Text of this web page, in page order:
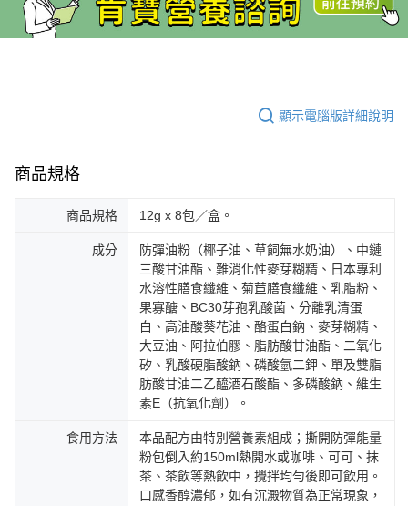
顯示電腦版詳細說明
商品規格
商品規格 12g x 8包／盒。
成分
防彈油粉（椰子油、草飼無水奶油）、中鏈
三酸甘油酯、難消化性麥芽糊精、日本專利
水溶性膳食纖維、菊苣膳食纖維、乳脂粉、
果寡醣、BC30芽孢乳酸菌、分離乳清蛋
白、高油酸葵花油、酪蛋白鈉、麥芽糊精、
大豆油、阿拉伯膠、脂肪酸甘油酯、二氧化
矽、乳酸硬脂酸鈉、磷酸氫二鉀、單及雙脂
肪酸甘油二乙醯酒石酸酯、多磷酸鈉、維生
素E（抗氧化劑）。
食用方法
本品配方由特別營養素組成；撕開防彈能量
粉包倒入約150ml熱開水或咖啡、可可、抹
茶、茶飲等熱飲中，攪拌均勻後即可飲用。
口感香醇濃郁，如有沉澱物質為正常現象，